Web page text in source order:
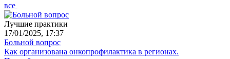
все
Лучшие практики
17/01/2025, 17:37
Больной вопрос
Как организована онкопрофилактика в регионах.